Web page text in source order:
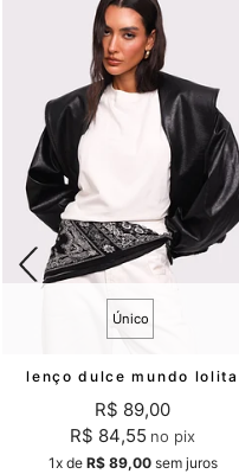
lenço dulce mundo lolita
Único
R$ 89,00
R$ 84,55 no pix
1xde R$ 89,00sem juros